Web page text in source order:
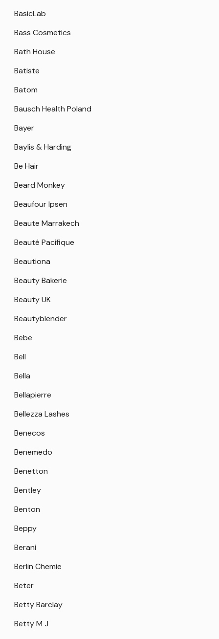
BasicLab
Bass Cosmetics
Bath House
Batiste
Batom
Bausch Health Poland
Bayer
Baylis & Harding
Be Hair
Beard Monkey
Beaufour Ipsen
Beaute Marrakech
Beauté Pacifique
Beautiona
Beauty Bakerie
Beauty UK
Beautyblender
Bebe
Bell
Bella
Bellapierre
Bellezza Lashes
Benecos
Benemedo
Benetton
Bentley
Benton
Beppy
Berani
Berlin Chemie
Beter
Betty Barclay
Betty M J